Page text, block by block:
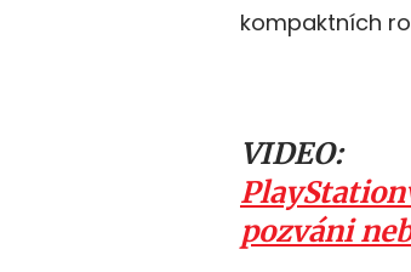
kompaktních
VIDEO:
pozváni